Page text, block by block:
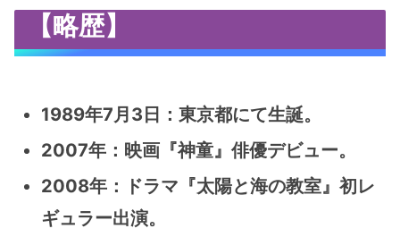
【略歴】
1989年7月3日：東京都にて生誕。
2007年：映画『神童』俳優デビュー。
2008年：ドラマ『太陽と海の教室』初レ
ギュラー出演。